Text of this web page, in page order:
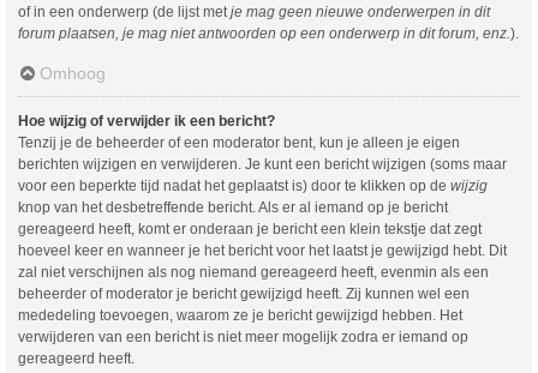
of in een onderwerp (de lijst met je mag geen nieuwe onderwerpen in dit
forum plaatsen, je mag niet antwoorden op een onderwerp in dit forum, enz. ).
Omhoog
Hoe wijzig of verwijder ik een bericht?
Tenzij je de beheerder of een moderator bent, kun je alleen je eigen
berichten wijzigen en verwijderen. Je kunt een bericht wijzigen (soms maar
voor een beperkte tijd nadat het geplaatst is) door te klikken op de wijzig
knop van het desbetreffende bericht. Als er al iemand op je bericht
gereageerd heeft, komt er onderaan je bericht een klein tekstje dat zegt
hoeveel keer en wanneer je het bericht voor het laatst je gewijzigd hebt. Dit
zal niet verschijnen als nog niemand gereageerd heeft, evenmin als een
beheerder of moderator je bericht gewijzigd heeft. Zij kunnen wel een
mededeling toevoegen, waarom ze je bericht gewijzigd hebben. Het
verwijderen van een bericht is niet meer mogelijk zodra er iemand op
gereageerd heeft.